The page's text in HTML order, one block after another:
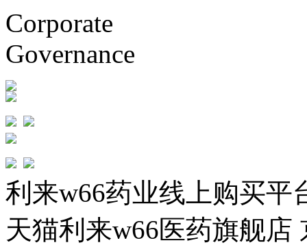
Corporate
Governance
利来w66药业线上购买平
天猫利来w66医药旗舰店